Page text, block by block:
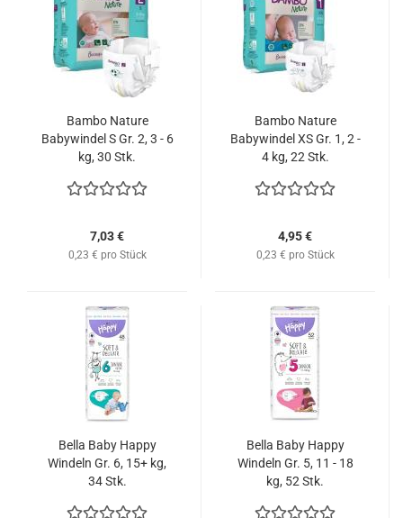
Bambo Nature
Babywindel S Gr. 2, 3 - 6
kg, 30 Stk.
7,03 €
0,23 € pro Stück
Bambo Nature
Babywindel XS Gr. 1, 2 -
4 kg, 22 Stk.
4,95 €
0,23 € pro Stück
Bella Baby Happy
Windeln Gr. 6, 15+ kg,
34 Stk.
Bella Baby Happy
Windeln Gr. 5, 11 - 18
kg, 52 Stk.